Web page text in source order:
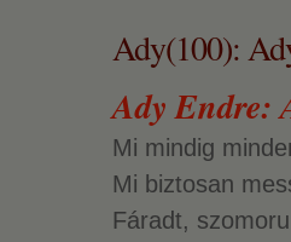
Ady(100):
Ady Endre:
Mi mindig
Mi biztosan
Fáradt,